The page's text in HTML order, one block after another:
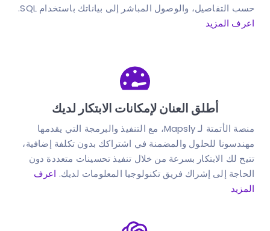
حسب التفاصيل، والوصول المباشر إلى بياناتك باستخدام SQL.
اعرف المزيد
أطلق العنان لإمكانات الابتكار لديك
منصة الأتمتة لـ Mapsly، مع التنفيذ والبرمجة التي يقدمها
مهندسونا للحلول والمضمنة في اشتراكك بدون تكلفة إضافية،
تتيح لك الابتكار بسرعة من خلال تنفيذ تحسينات متعددة دون
الحاجة إلى إشراك فريق تكنولوجيا المعلومات لديك. اعرف
المزيد